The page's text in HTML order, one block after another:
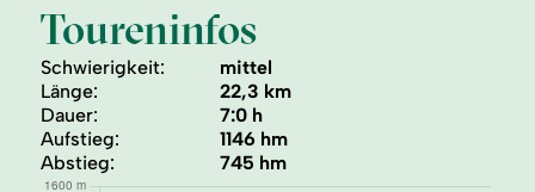
Toureninfos
Schwierigkeit:
mittel
Länge:
22,3 km
Dauer:
7:0 h
Aufstieg:
1146 hm
Abstieg:
745 hm